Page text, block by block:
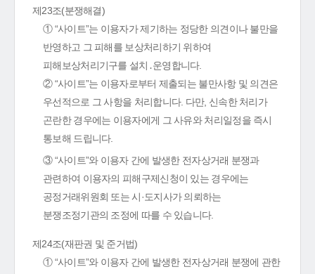
제23조(분쟁해결)
① “사이트”는 이용자가 제기하는 정당한 의견이나 불만을
반영하고 그 피해를 보상처리하기 위하여
피해보상처리기구를 설치․운영합니다.
② “사이트”는 이용자로부터 제출되는 불만사항 및 의견은
우선적으로 그 사항을 처리합니다. 다만, 신속한 처리가
곤란한 경우에는 이용자에게 그 사유와 처리일정을 즉시
통보해 드립니다.
③ “사이트”와 이용자 간에 발생한 전자상거래 분쟁과
관련하여 이용자의 피해구제신청이 있는 경우에는
공정거래위원회 또는 시·도지사가 의뢰하는
분쟁조정기관의 조정에 따를 수 있습니다.
제24조(재판권 및 준거법)
① “사이트”와 이용자 간에 발생한 전자상거래 분쟁에 관한